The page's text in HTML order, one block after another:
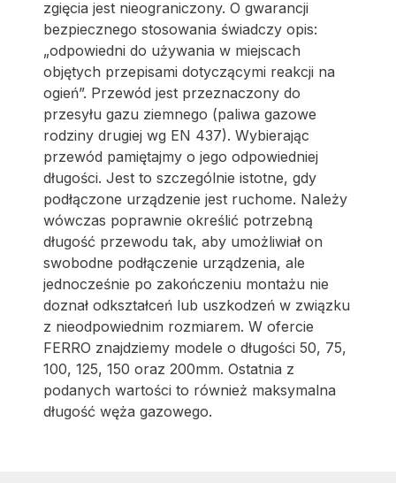
zgięcia jest nieograniczony. O gwarancji
bezpiecznego stosowania świadczy opis:
„odpowiedni do używania w miejscach
objętych przepisami dotyczącymi reakcji na
ogień”. Przewód jest przeznaczony do
przesyłu gazu ziemnego (paliwa gazowe
rodziny drugiej wg EN 437). Wybierając
przewód pamiętajmy o jego odpowiedniej
długości. Jest to szczególnie istotne, gdy
podłączone urządzenie jest ruchome. Należy
wówczas poprawnie określić potrzebną
długość przewodu tak, aby umożliwiał on
swobodne podłączenie urządzenia, ale
jednocześnie po zakończeniu montażu nie
doznał odkształceń lub uszkodzeń w związku
z nieodpowiednim rozmiarem. W ofercie
FERRO znajdziemy modele o długości 50, 75,
100, 125, 150 oraz 200mm. Ostatnia z
podanych wartości to również maksymalna
długość węża gazowego.